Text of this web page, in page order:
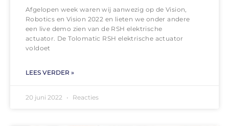
Afgelopen week waren wij aanwezig op de Vision,
Robotics en Vision 2022 en lieten we onder andere
een live demo zien van de RSH elektrische
actuator. De Tolomatic RSH elektrische actuator
voldoet
LEES VERDER »
20 juni 2022 Reacties